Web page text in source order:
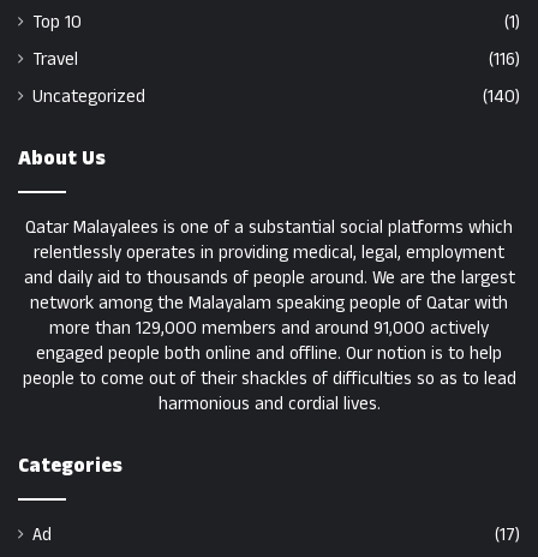
Top 10
(1)
Travel
(116)
Uncategorized
(140)
About Us
Qatar Malayalees is one of a substantial social platforms which
relentlessly operates in providing medical, legal, employment
and daily aid to thousands of people around. We are the largest
network among the Malayalam speaking people of Qatar with
more than 129,000 members and around 91,000 actively
engaged people both online and offline. Our notion is to help
people to come out of their shackles of difficulties so as to lead
harmonious and cordial lives.
Categories
Ad
(17)